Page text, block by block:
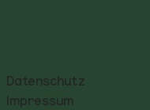
Datenschutz
Impressum